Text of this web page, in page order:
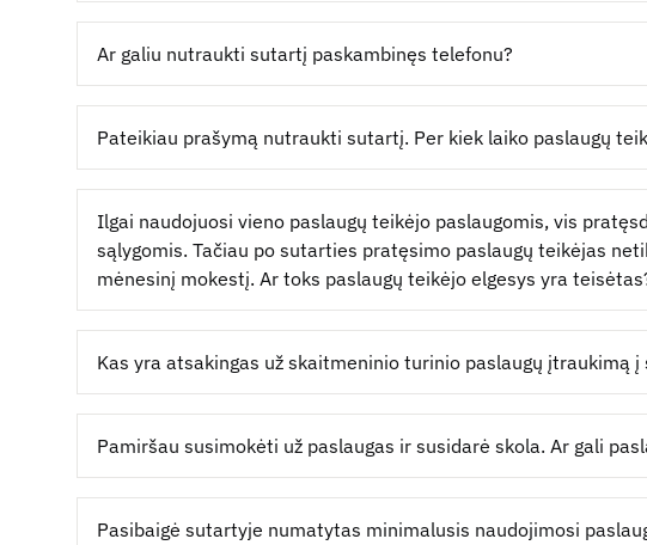
Ar galiu nutraukti sutartį paskambinęs telefonu?
Pateikiau prašymą nutraukti sutartį. Per kiek laiko paslaugų
Ilgai naudojuosi vieno paslaugų teikėjo paslaugomis, vis
sąlygomis. Tačiau po sutarties pratęsimo paslaugų teikėjas
mėnesinį mokestį. Ar toks paslaugų teikėjo elgesys yra
Kas yra atsakingas už skaitmeninio turinio paslaugų įtraukimą į
Pamiršau susimokėti už paslaugas ir susidarė skola. Ar gali
Pasibaigė sutartyje numatytas minimalusis naudojimosi